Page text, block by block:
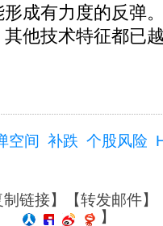
成有力度的反弹
他技术特征都已
空间 补跌 个股风险
制链接】【转发邮件】
】